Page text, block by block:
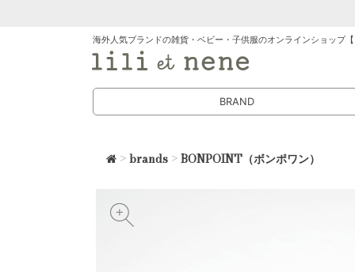
海外人気ブランドの雑貨・ベビー・子供服のオンラインショップ
BRAND
>brands >BONPOINT（ボンポワン）